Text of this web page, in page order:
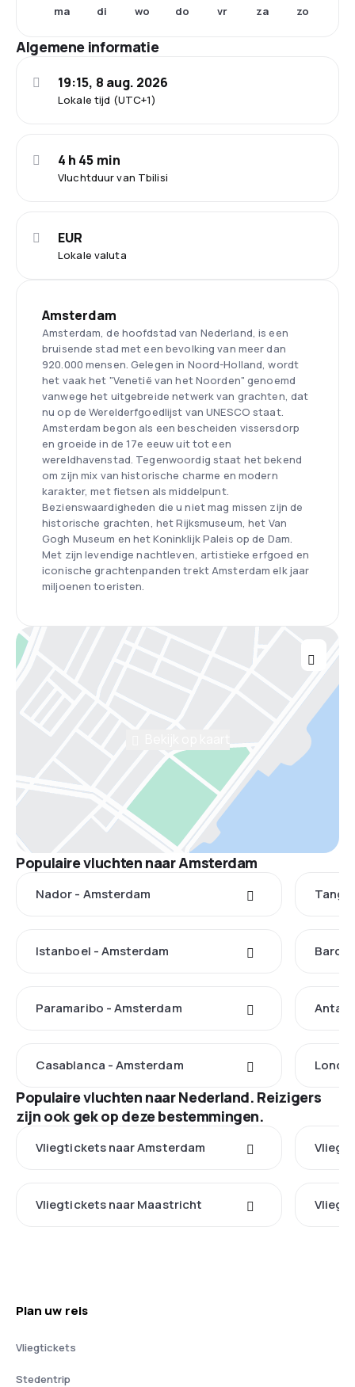
ma di wo do vr za zo
Algemene informatie
Lokale tijd (UTC+1)
19:15, 8 aug. 2026
Vluchtduur van Tbilisi
4 h 45 min
Lokale valuta
EUR
Amsterdam
Amsterdam, de hoofdstad van Nederland, is een
bruisende stad met een bevolking van meer dan
920.000 mensen. Gelegen in Noord-Holland, wordt
het vaak het "Venetië van het Noorden" genoemd
vanwege het uitgebreide netwerk van grachten, dat
nu op de Werelderfgoedlijst van UNESCO staat.
Amsterdam begon als een bescheiden vissersdorp
en groeide in de 17e eeuw uit tot een
wereldhavenstad. Tegenwoordig staat het bekend
om zijn mix van historische charme en modern
karakter, met fietsen als middelpunt.
Bezienswaardigheden die u niet mag missen zijn de
historische grachten, het Rijksmuseum, het Van
Gogh Museum en het Koninklijk Paleis op de Dam.
Met zijn levendige nachtleven, artistieke erfgoed en
iconische grachtenpanden trekt Amsterdam elk jaar
miljoenen toeristen.
Populaire vluchten naar Amsterdam
Nador - Amsterdam
Istanboel - Amsterdam
Paramaribo - Amsterdam
Casablanca - Amsterdam
Populaire vluchten naar Nederland. Reizigers
zijn ook gek op deze bestemmingen.
Vliegtickets naar Amsterdam
Vliegtickets naar Maastricht
Plan uw reis
Vliegtickets
Stedentrip